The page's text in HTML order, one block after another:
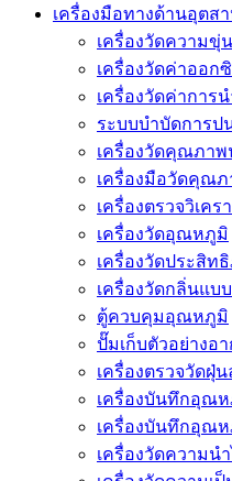
เครื่องมือทางด้านอุตส
เครื่องวัดความขุ่น
เครื่องวัดค่าออก
เครื่องวัดค่าการ
ระบบบำบัดการป
เครื่องวัดคุณภาพ
เครื่องมือวัดคุณภ
เครื่องตรวจวิเคร
เครื่องวัดอุณหภูมิ
เครื่องวัดประสิท
เครื่องวัดกลิ่นแบ
ตู้ควบคุมอุณหภูมิ
ปั๊มเก็บตัวอย่างอ
เครื่องตรวจวัดฝุ่น
เครื่องบันทึกอุณ
เครื่องบันทึกอุณ
เครื่องวัดความนํ